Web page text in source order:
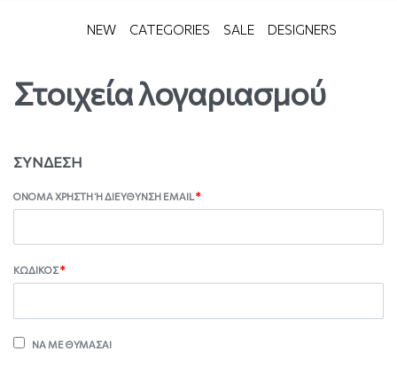
NEW CATEGORIES SALE DESIGNERS
Στοιχεία λογαριασμού
ΣΎΝΔΕΣΗ
ΌΝΟΜΑ ΧΡΉΣΤΗ Ή ΔΙΕΎΘΥΝΣΗ EMAIL*
ΚΩΔΙΚΌΣ*
ΝΑ ΜΕ ΘΥΜΆΣΑΙ